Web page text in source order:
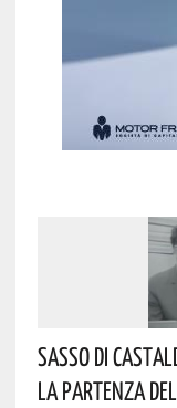
Sasso Di
La Partenza